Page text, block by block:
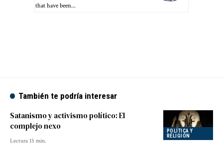
that have been...
También te podría interesar
POLÍTICA Y
RELIGIÓN
Satanismo y activismo político: El
complejo nexo
Lectura 15 min.